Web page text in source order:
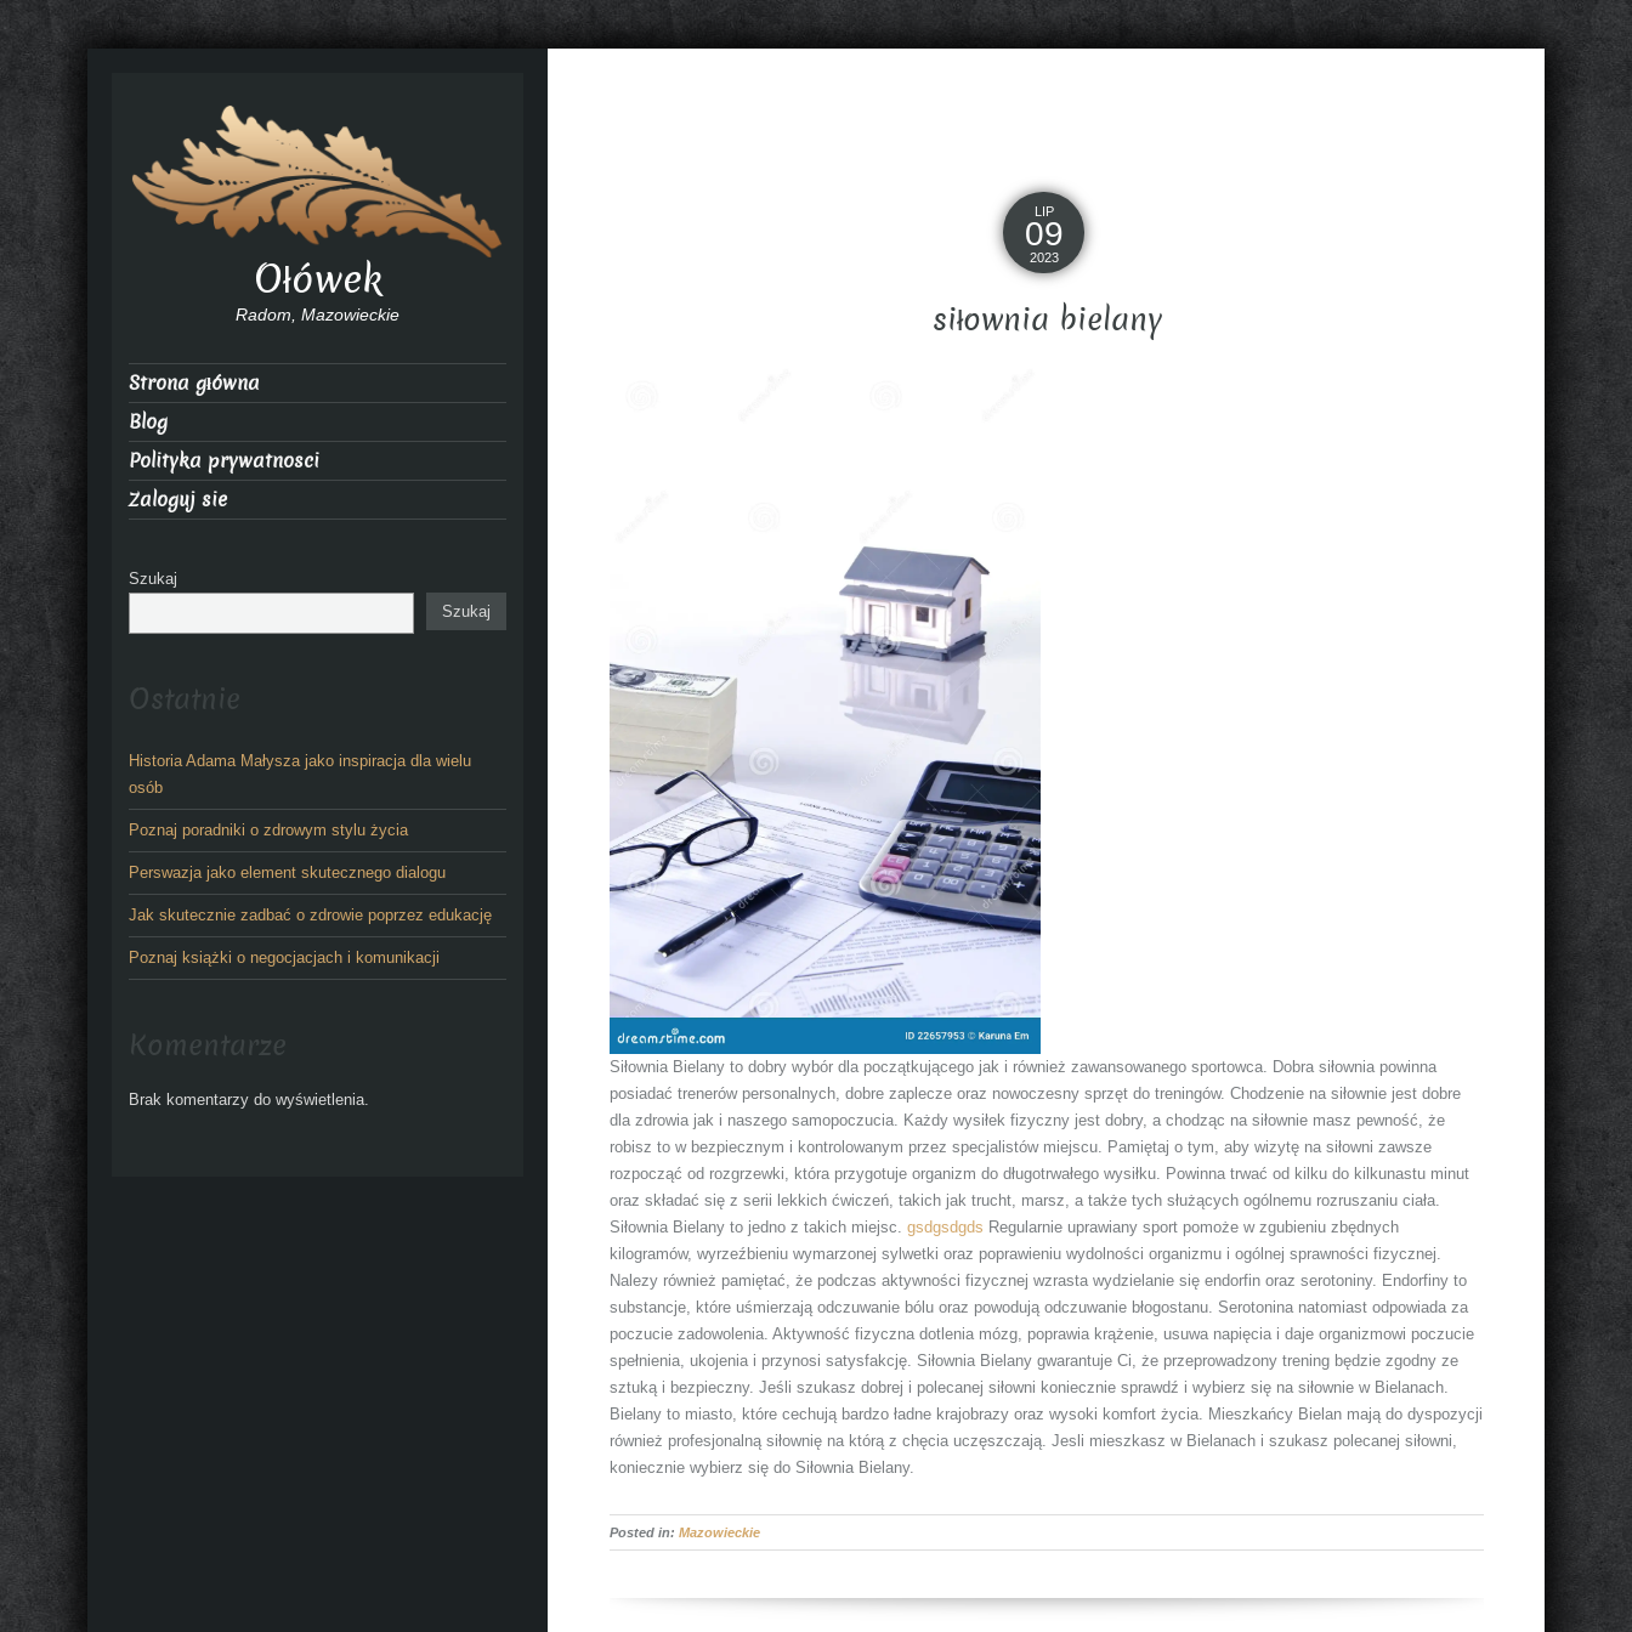
LIP
09
2023
siłownia bielany
Siłownia Bielany to dobry wybór dla początkującego jak i również zawansowanego sportowca. Dobra siłownia powinna
posiadać trenerów personalnych, dobre zaplecze oraz nowoczesny sprzęt do treningów. Chodzenie na siłownie jest dobre
dla zdrowia jak i naszego samopoczucia. Każdy wysiłek fizyczny jest dobry, a chodząc na siłownie masz pewność, że
robisz to w bezpiecznym i kontrolowanym przez specjalistów miejscu. Pamiętaj o tym, aby wizytę na siłowni zawsze
rozpocząć od rozgrzewki, która przygotuje organizm do długotrwałego wysiłku. Powinna trwać od kilku do kilkunastu minut
oraz składać się z serii lekkich ćwiczeń, takich jak trucht, marsz, a także tych służących ogólnemu rozruszaniu ciała.
Siłownia Bielany to jedno z takich miejsc.gsdgsdgds Regularnie uprawiany sport pomoże w zgubieniu zbędnych
kilogramów, wyrzeźbieniu wymarzonej sylwetki oraz poprawieniu wydolności organizmu i ogólnej sprawności fizycznej.
Nalezy również pamiętać, że podczas aktywności fizycznej wzrasta wydzielanie się endorfin oraz serotoniny. Endorfiny to
substancje, które uśmierzają odczuwanie bólu oraz powodują odczuwanie błogostanu. Serotonina natomiast odpowiada za
poczucie zadowolenia. Aktywność fizyczna dotlenia mózg, poprawia krążenie, usuwa napięcia i daje organizmowi poczucie
spełnienia, ukojenia i przynosi satysfakcję. Siłownia Bielany gwarantuje Ci, że przeprowadzony trening będzie zgodny ze
sztuką i bezpieczny. Jeśli szukasz dobrej i polecanej siłowni koniecznie sprawdź i wybierz się na siłownie w Bielanach.
Bielany to miasto, które cechują bardzo ładne krajobrazy oraz wysoki komfort życia. Mieszkańcy Bielan mają do dyspozycji
również profesjonalną siłownię na którą z chęcia uczęszczają. Jesli mieszkasz w Bielanach i szukasz polecanej siłowni,
koniecznie wybierz się do Siłownia Bielany.
Posted in:Mazowieckie
Ołówek
Radom, Mazowieckie
Strona główna
Blog
Polityka prywatnosci
Zaloguj sie
Szukaj
Szukaj
Ostatnie
Historia Adama Małysza jako inspiracja dla wielu
osób
Poznaj poradniki o zdrowym stylu życia
Perswazja jako element skutecznego dialogu
Jak skutecznie zadbać o zdrowie poprzez edukację
Poznaj książki o negocjacjach i komunikacji
Komentarze
Brak komentarzy do wyświetlenia.